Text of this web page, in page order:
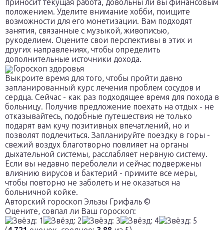
приносит текущая работа, довольны ли вы финансовым
положением. Уделите внимание хобби, поищите
возможности для его монетизации. Вам подходят
занятия, связанные с музыкой, живописью,
рукоделием. Оцените свои перспективы в этих и
других направлениях, чтобы определить
дополнительные источники дохода.
Гороскоп здоровья
Выкроите время для того, чтобы пройти давно
запланированный курс лечения проблем сосудов и
сердца. Сейчас - как раз подходящее время для похода в
больницу. Получив предложение поехать на отдых - не
отказывайтесь, подобные путешествия не только
подарят вам кучу позитивных впечатлений, но и
позволят подлечиться. Запланируйте поездку в горы -
свежий воздух благотворно повлияет на органы
дыхательной системы, расслабляет нервную систему.
Если вы недавно переболели и сейчас подвержены
влиянию вирусов и бактерий - примите все меры,
чтобы повторно не заболеть и не оказаться на
больничной койке.
Авторский гороскоп Эльзы Грифаль ©
Оцените, совпал ли Ваш гороскоп: